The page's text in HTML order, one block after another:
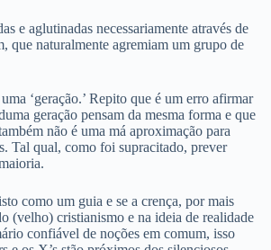
e aglutinadas necessariamente através de
que naturalmente agremiam um grupo de
‘geração.’ Repito que é um erro afirmar
geração pensam da mesma forma e que
não é uma má aproximação para
Tal qual, como foi supracitado, prever
como um guia e se a crença, por mais
(velho) cristianismo e na ideia de realidade
confiável de noções em comum, isso